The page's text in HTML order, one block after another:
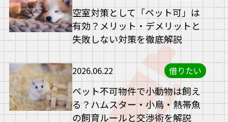
空室対策として「ペット可」は
有効？メリット・デメリットと
失敗しない対策を徹底解説
2026.06.22 借りたい
ペット不可物件で小動物は飼え
る？ハムスター・小鳥・熱帯魚
の飼育ルールと交渉術を解説